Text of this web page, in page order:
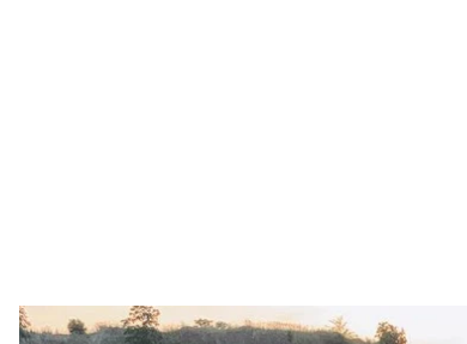
Український